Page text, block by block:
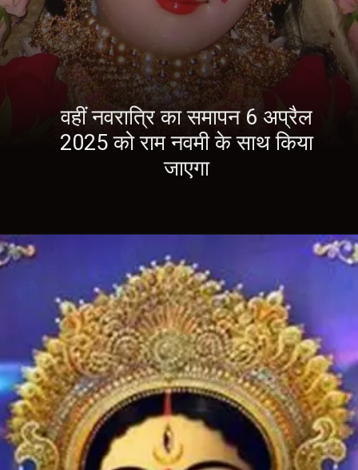
वहीं नवरात्रि का समापन 6 अप्रैल
2025 को राम नवमी के साथ किया
जाएगा